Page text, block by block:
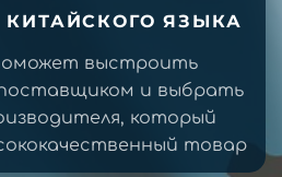
ЯЗЫКА
выстроить
и выбрать
который
товар